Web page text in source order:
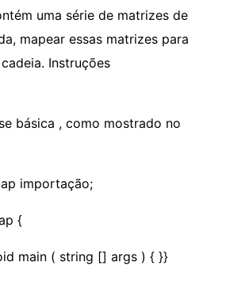
uma série de matrizes de
mapear essas matrizes para
Instruções
básica , como mostrado no
importação;
{
main ( string [] args ) { }}